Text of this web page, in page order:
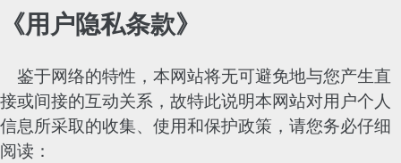
《用户隐私条款》
鉴于网络的特性，本网站将无可避免地与您产生直
接或间接的互动关系，故特此说明本网站对用户个人
信息所采取的收集、使用和保护政策，请您务必仔细
阅读：